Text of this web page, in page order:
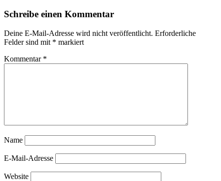
Schreibe einen Kommentar
Deine E-Mail-Adresse wird nicht veröffentlicht. Erforderliche
Felder sind mit * markiert
Kommentar *
Name
E-Mail-Adresse
Website